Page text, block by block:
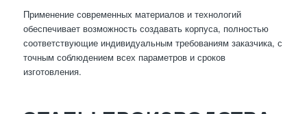
Применение современных материалов и технологий
обеспечивает возможность создавать корпуса, полностью
соответствующие индивидуальным требованиям заказчика, с
точным соблюдением всех параметров и сроков
изготовления.